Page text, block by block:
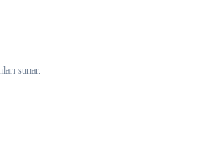
sunar.